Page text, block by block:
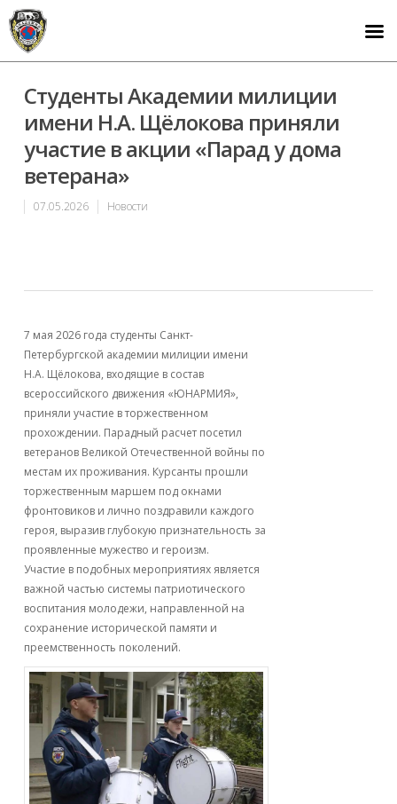
Студенты Академии милиции
имени Н.А. Щёлокова приняли
участие в акции «Парад у дома
ветерана»
07.05.2026 Новости
7 мая 2026 года студенты Санкт-
Петербургской академии милиции имени
Н.А. Щёлокова, входящие в состав
всероссийского движения «ЮНАРМИЯ»,
приняли участие в торжественном
прохождении. Парадный расчет посетил
ветеранов Великой Отечественной войны по
местам их проживания. Курсанты прошли
торжественным маршем под окнами
фронтовиков и лично поздравили каждого
героя, выразив глубокую признательность за
проявленные мужество и героизм.
Участие в подобных мероприятиях является
важной частью системы патриотического
воспитания молодежи, направленной на
сохранение исторической памяти и
преемственность поколений.